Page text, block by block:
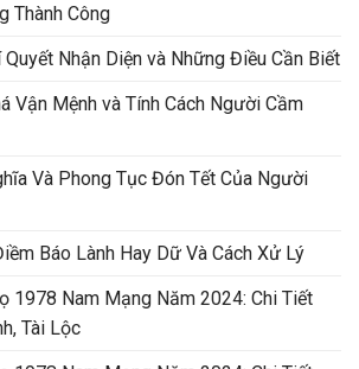
Thành Công
Nhận Diện và Những Điều Cần Biết
Vận Mệnh và Tính Cách Người Cầm
Và Phong Tục Đón Tết Của Người
Báo Lành Hay Dữ Và Cách Xử Lý
1978 Nam Mạng Năm 2024: Chi Tiết
Tài Lộc